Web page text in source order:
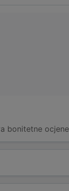
bonitetne